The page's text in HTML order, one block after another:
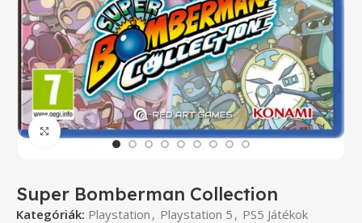
Click to enlarge
Super Bomberman Collection
Kategóriák: Playstation , Playstation 5 , PS5 Játékok